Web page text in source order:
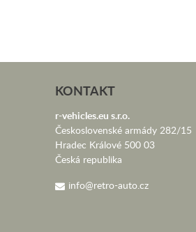
KONTAKT
r-vehicles.eu s.r.o.
Československé armády 282/15
Hradec Králové 500 03
Česká republika
info@retro-auto.cz